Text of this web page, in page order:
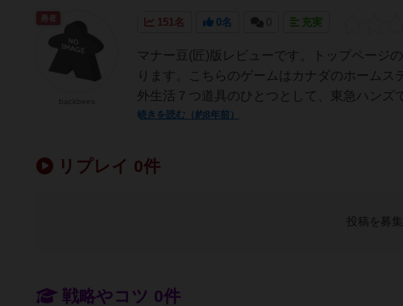
151名 0名 0 充実
マナー豆(匠)版レビューです。トップページ
ります。こちらのゲームはカナダのホーム
外生活７つ道具のひとつとして、東急ハンズ
続きを読む（約8年前）
勇者
リプレイ 0件
投稿を募
戦略やコツ 0件